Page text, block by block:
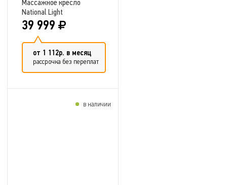
Массажное кресло
National Light
39 999
от 1 112р. в месяц
рассрочка без переплат
в наличии